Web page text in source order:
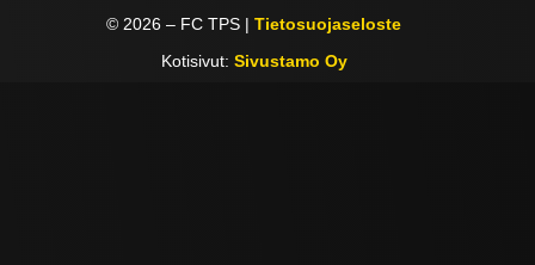
©2026 – FC TPS |Tietosuojaseloste
Kotisivut: Sivustamo Oy